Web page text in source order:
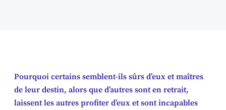
Pourquoi certains semblent-ils sûrs d’eux et maîtres
de leur destin, alors que d’autres sont en retrait,
laissent les autres profiter d’eux et sont incapables